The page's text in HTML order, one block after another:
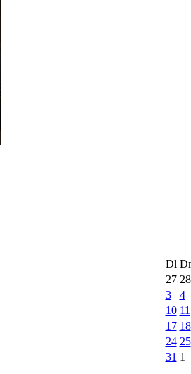
Dl
27 28
3
4
10 11
17 18
24 25
31 1